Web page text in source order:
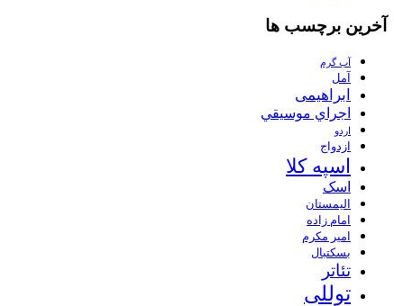
آخرین برچسب ها
آب گرم
آمل
ابراهیمی
اجراي موسيقي
اردو
ازدواج
اسپه کلا
اسک
الیمستان
امام زاده
امیر مکرم
بسکتبال
تئاتر
توللی